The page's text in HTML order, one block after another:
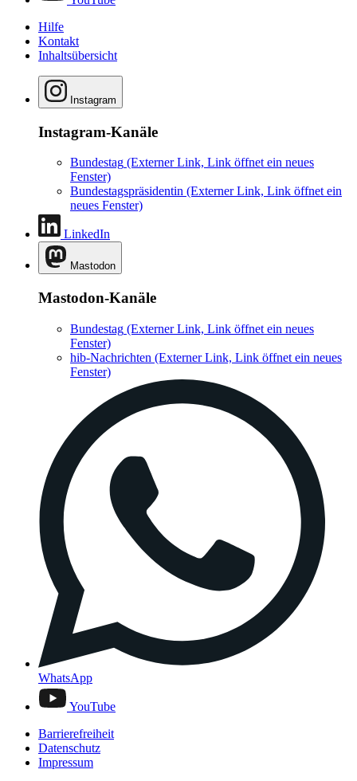
Hilfe
Kontakt
Inhaltsübersicht
Instagram
Instagram-Kanäle
Bundestag (Externer Link, Link öffnet ein neues
Fenster)
Bundestagspräsidentin (Externer Link, Link öffnet ein
neues Fenster)
LinkedIn
Mastodon
Mastodon-Kanäle
Bundestag (Externer Link, Link öffnet ein neues
Fenster)
hib-Nachrichten (Externer Link, Link öffnet ein neues
Fenster)
WhatsApp
YouTube
Barrierefreiheit
Datenschutz
Impressum